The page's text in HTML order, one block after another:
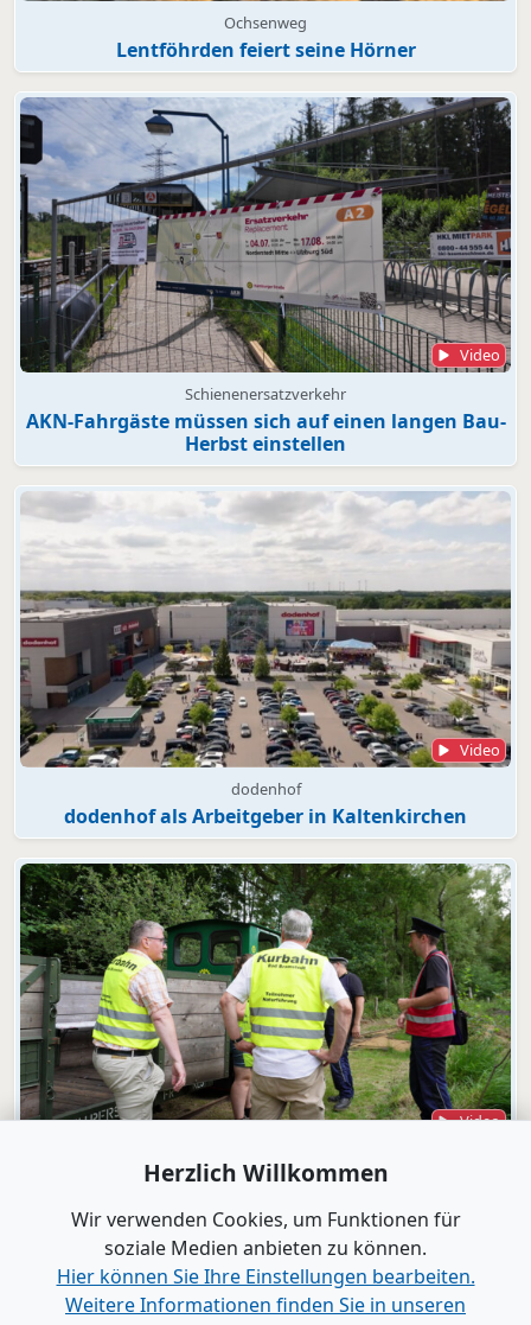
Ochsenweg
Lentföhrden feiert seine Hörner
Video
Schienenersatzverkehr
AKN-Fahrgäste müssen sich auf einen langen Bau-
Herbst einstellen
Video
dodenhof
dodenhof als Arbeitgeber in Kaltenkirchen
Video
Bad Bramstedt
"Wir wollen die Moorbahn aus dem
Dornröschenschlaf wecken"
Alle Videos anzeigen
Herzlich Willkommen
Wir verwenden Cookies, um Funktionen für
soziale Medien anbieten zu können.
Hier können Sie Ihre Einstellungen bearbeiten.
Weitere Informationen finden Sie in unseren